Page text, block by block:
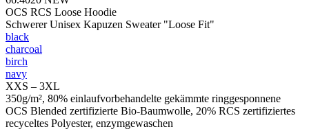
OCS RCS Loose Hoodie
Schwerer Unisex Kapuzen Sweater "Loose Fit"
black
charcoal
birch
navy
XXS – 3XL
350g/m², 80% einlaufvorbehandelte gekämmte ringgesponnene
OCS Blended zertifizierte Bio-Baumwolle, 20% RCS zertifiziertes
recyceltes Polyester, enzymgewaschen